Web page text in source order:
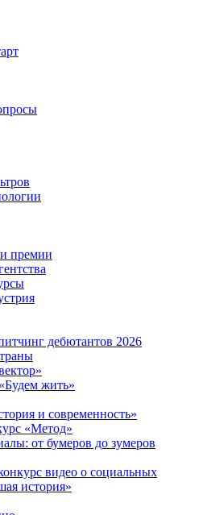
премии
дебютантов 2026
жить»
и современность»
«Метод»
от бумеров до зумеров
видео о социальных
история»